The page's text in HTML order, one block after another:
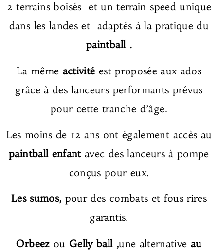
2 terrains boisés et un terrain speed unique
dans les landes et adaptés à la pratique du
paintball .
La même activité est proposée aux ados
grâce à des lanceurs performants prévus
pour cette tranche d’âge.
Les moins de 12 ans ont également accès au
paintball enfant avec des lanceurs à pompe
conçus pour eux.
Les sumos, pour des combats et fous rires
garantis.
Orbeez ou Gelly ball,une alternative au